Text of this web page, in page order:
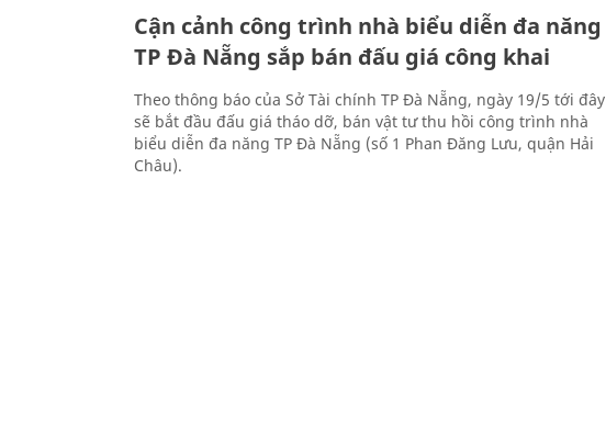
Cận cảnh công trình nhà biểu diễn đa năng
TP Đà Nẵng sắp bán đấu giá công khai
Theo thông báo của Sở Tài chính TP Đà Nẵng, ngày 19/5 tới đây
sẽ bắt đầu đấu giá tháo dỡ, bán vật tư thu hồi công trình nhà
biểu diễn đa năng TP Đà Nẵng (số 1 Phan Đăng Lưu, quận Hải
Châu).